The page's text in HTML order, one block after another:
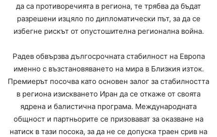
да са противоречията в региона, те трябва да бъдат
разрешени изцяло по дипломатически път, за да се
избегне рискът от опустошителна регионална война.
Радев обвързва дългосрочната стабилност на Европа
именно с възстановяването на мира в Близкия изток.
Премиерът посочва като основен залог за стабилността
в региона изискването Иран да се откаже от своята
ядрена и балистична програма. Международната
общност и партньорите се призовават за оказване на
натиск в тази посока, за да не се допуска траен срив на